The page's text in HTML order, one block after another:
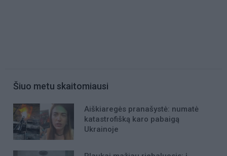
Šiuo metu skaitomiausi
Aiškiaregės pranašystė: numatė
katastrofišką karo pabaigą
Ukrainoje